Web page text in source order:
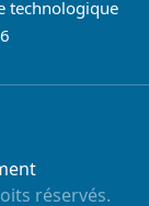
technologique
réservés.